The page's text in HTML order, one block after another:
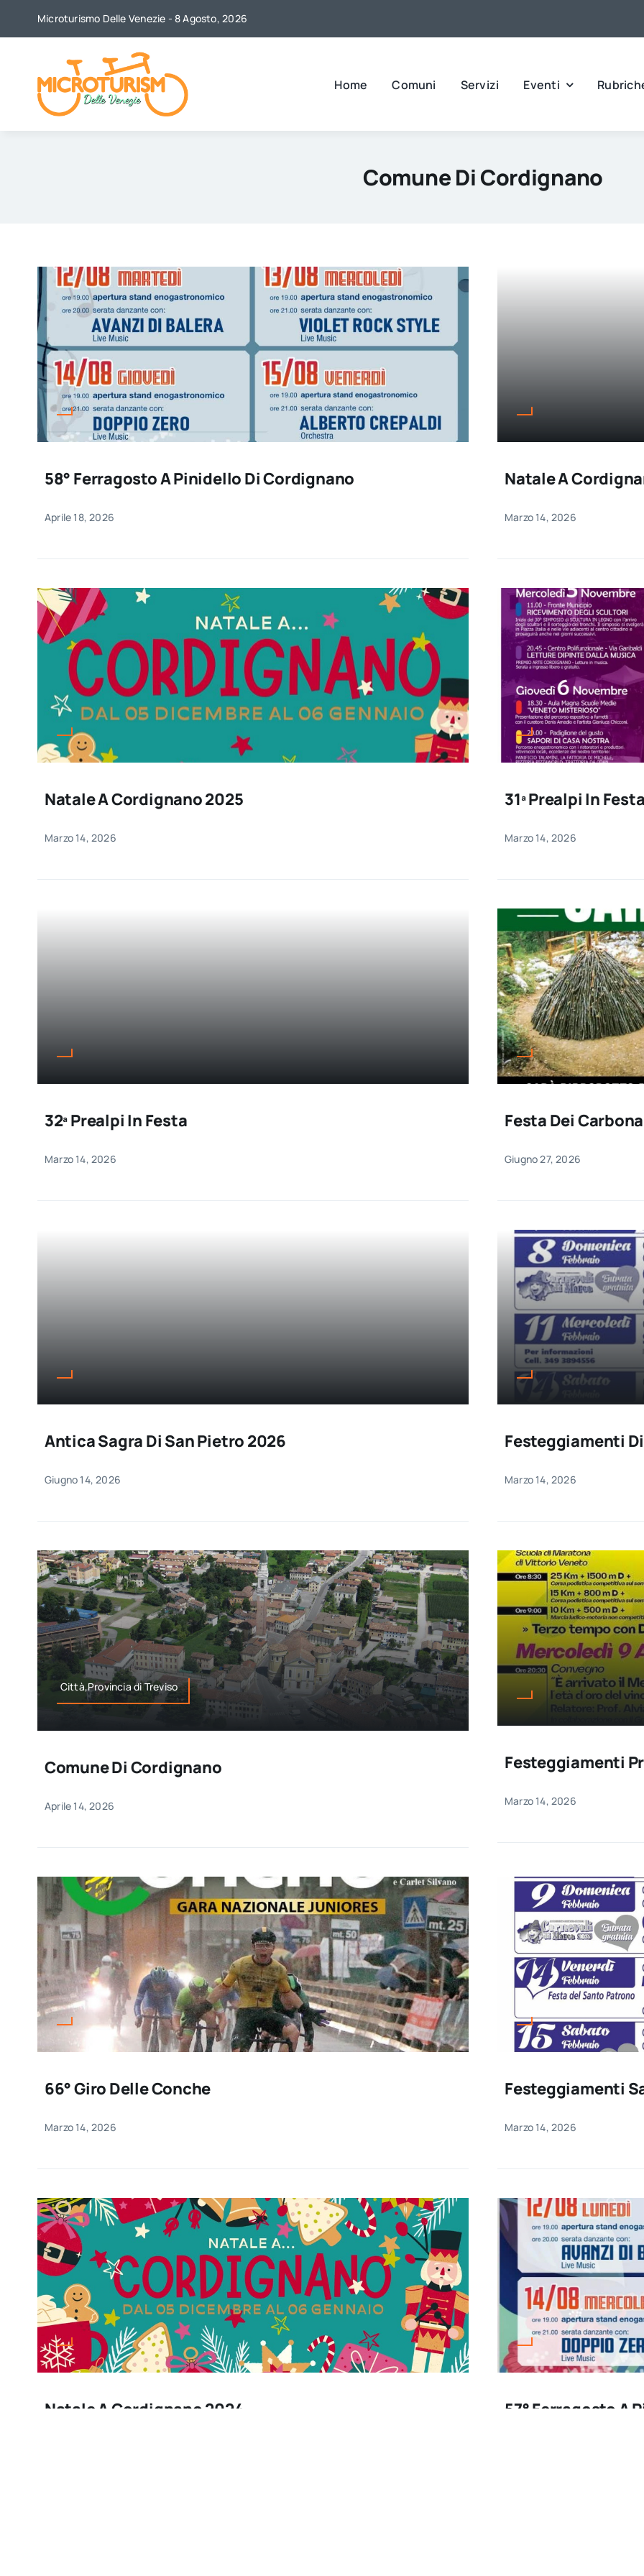
Microturismo Delle Venezie - 8 Agosto, 2026
Home Comuni Servizi Eventi
Comune Di Cordignano
58° Ferragosto A Pinidello Di Cordignano
Aprile 18, 2026
Natale A
Marzo 14, 2026
Natale A Cordignano 2025
Marzo 14, 2026
31ª Prealpi In
Marzo 14, 2026
32ª Prealpi In Festa
Marzo 14, 2026
Festa Dei
Giugno 27, 2026
Antica Sagra Di San Pietro 2026
Giugno 14, 2026
Festeggiamenti
Marzo 14, 2026
Città,Provincia di Treviso
Comune Di Cordignano
Aprile 14, 2026
Festeggiamenti
Marzo 14, 2026
66° Giro Delle Conche
Marzo 14, 2026
Festeggiamenti
Marzo 14, 2026
Natale A Cordignano 2024 57° Ferragosto A